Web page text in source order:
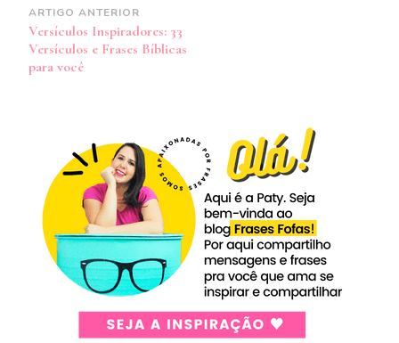
Navegação
de
post
ARTIGO ANTERIOR
Versículos Inspiradores: 33
Versículos e Frases Bíblicas
para você